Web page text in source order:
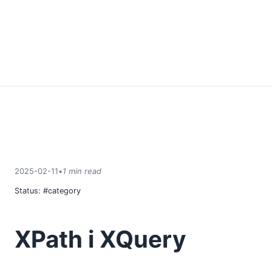
2025-02-11•1 min read
Status: #category
XPath i XQuery